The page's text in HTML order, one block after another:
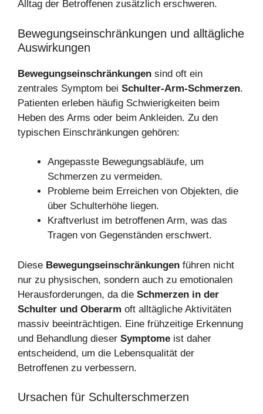
Alltag der Betroffenen zusätzlich erschweren.
Bewegungseinschränkungen und alltägliche
Auswirkungen
Bewegungseinschränkungen sind oft ein
zentrales Symptom bei Schulter-Arm-Schmerzen.
Patienten erleben häufig Schwierigkeiten beim
Heben des Arms oder beim Ankleiden. Zu den
typischen Einschränkungen gehören:
Angepasste Bewegungsabläufe, um
Schmerzen zu vermeiden.
Probleme beim Erreichen von Objekten, die
über Schulterhöhe liegen.
Kraftverlust im betroffenen Arm, was das
Tragen von Gegenständen erschwert.
Diese Bewegungseinschränkungen führen nicht
nur zu physischen, sondern auch zu emotionalen
Herausforderungen, da die Schmerzen in der
Schulter und Oberarm oft alltägliche Aktivitäten
massiv beeinträchtigen. Eine frühzeitige Erkennung
und Behandlung dieser Symptome ist daher
entscheidend, um die Lebensqualität der
Betroffenen zu verbessern.
Ursachen für Schulterschmerzen